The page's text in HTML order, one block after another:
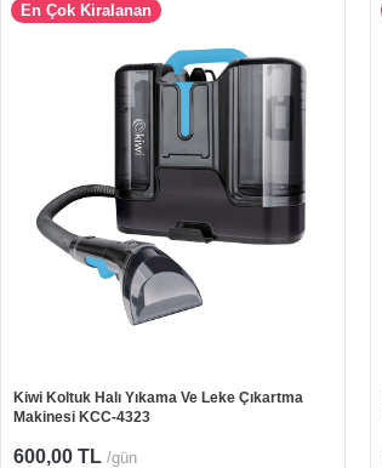
En Çok Kiralanan
Kiwi Koltuk Halı Yıkama Ve Leke Çıkartma
Makinesi KCC-4323
600,00 TL /gün